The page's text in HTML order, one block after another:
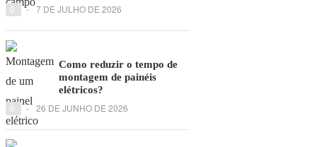
0 - 7 DE JULHO DE 2026
Como reduzir o tempo de
montagem de painéis
elétricos?
0 - 26 DE JUNHO DE 2026